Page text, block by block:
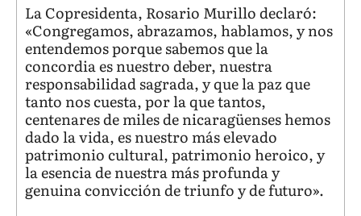
La Copresidenta, Rosario Murillo declaró:
«Congregamos, abrazamos, hablamos, y nos
entendemos porque sabemos que la
concordia es nuestro deber, nuestra
responsabilidad sagrada, y que la paz que
tanto nos cuesta, por la que tantos,
centenares de miles de nicaragüenses hemos
dado la vida, es nuestro más elevado
patrimonio cultural, patrimonio heroico, y
la esencia de nuestra más profunda y
genuina convicción de triunfo y de futuro».